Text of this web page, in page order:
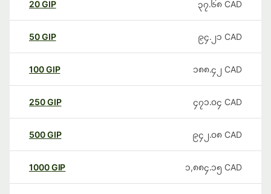
20GIP ၃၇.၆၈ CAD
50GIP ၉၄.၂၁ CAD
100GIP ၁၈၈.၄၂ CAD
250GIP ၄၇၁.၀၄ CAD
500GIP ၉၄၂.၀၈ CAD
1000GIP ၁,၈၈၄.၁၅ CAD